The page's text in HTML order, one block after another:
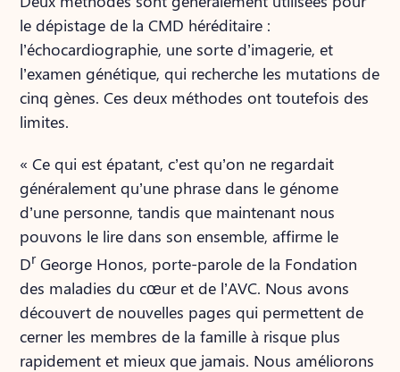
le dépistage de la CMD héréditaire :
l’échocardiographie, une sorte d’imagerie, et
l’examen génétique, qui recherche les mutations de
cinq gènes. Ces deux méthodes ont toutefois des
limites.
« Ce qui est épatant, c’est qu’on ne regardait
généralement qu’une phrase dans le génome
d’une personne, tandis que maintenant nous
pouvons le lire dans son ensemble, affirme le
DrGeorge Honos, porte-parole de la Fondation
des maladies du cœur et de l’AVC. Nous avons
découvert de nouvelles pages qui permettent de
cerner les membres de la famille à risque plus
rapidement et mieux que jamais. Nous améliorons